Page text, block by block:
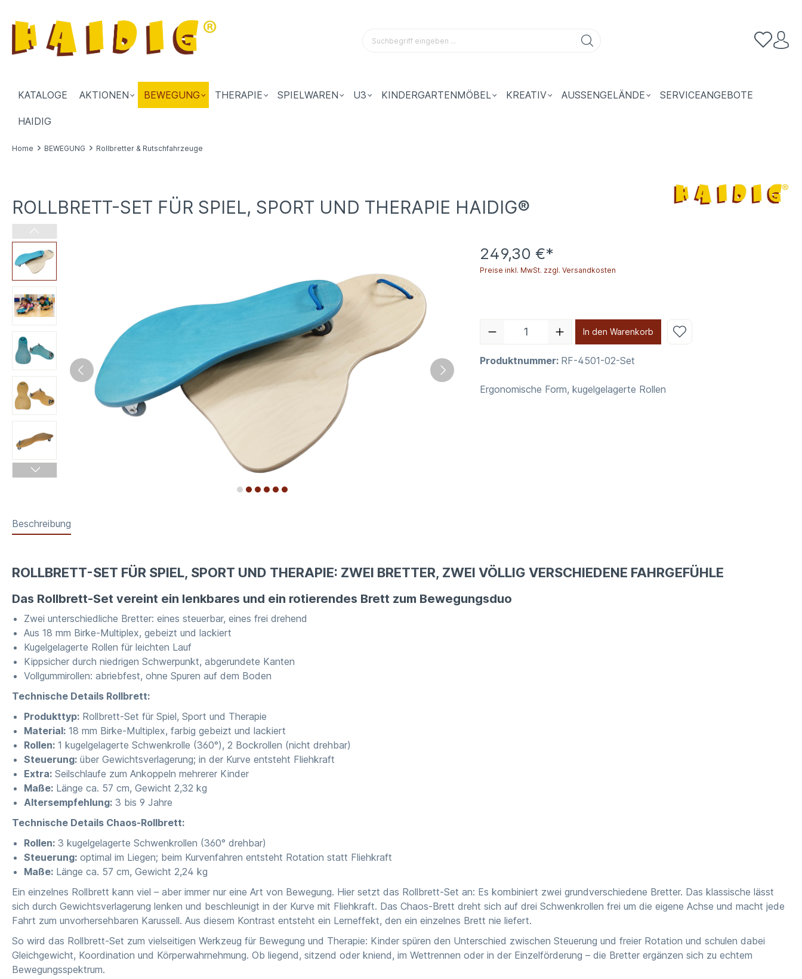
KATALOGE AKTIONEN BEWEGUNG THERAPIE SPIELWAREN U3 KINDERGARTENMÖBEL KREATIV AUSSENGELÄNDE SERVICEANGEBOTE
HAIDIG
Home BEWEGUNG Rollbretter & Rutschfahrzeuge
ROLLBRETT-SET FÜR SPIEL, SPORT UND THERAPIE HAIDIG®
249,30 €*
Preise inkl. MwSt. zzgl. Versandkosten
In den Warenkorb
Produktnummer: RF-4501-02-Set
Ergonomische Form, kugelgelagerte Rollen
Beschreibung
ROLLBRETT-SET FÜR SPIEL, SPORT UND THERAPIE: ZWEI BRETTER, ZWEI VÖLLIG VERSCHIEDENE FAHRGEFÜHLE
Das Rollbrett-Set vereint ein lenkbares und ein rotierendes Brett zum Bewegungsduo
Zwei unterschiedliche Bretter: eines steuerbar, eines frei drehend
Aus 18 mm Birke-Multiplex, gebeizt und lackiert
Kugelgelagerte Rollen für leichten Lauf
Kippsicher durch niedrigen Schwerpunkt, abgerundete Kanten
Vollgummirollen: abriebfest, ohne Spuren auf dem Boden
Technische Details Rollbrett:
Produkttyp: Rollbrett-Set für Spiel, Sport und Therapie
Material: 18 mm Birke-Multiplex, farbig gebeizt und lackiert
Rollen: 1 kugelgelagerte Schwenkrolle (360°), 2 Bockrollen (nicht drehbar)
Steuerung: über Gewichtsverlagerung; in der Kurve entsteht Fliehkraft
Extra: Seilschlaufe zum Ankoppeln mehrerer Kinder
Maße: Länge ca. 57 cm, Gewicht 2,32 kg
Altersempfehlung: 3 bis 9 Jahre
Technische Details Chaos-Rollbrett:
Rollen: 3 kugelgelagerte Schwenkrollen (360° drehbar)
Steuerung: optimal im Liegen; beim Kurvenfahren entsteht Rotation statt Fliehkraft
Maße: Länge ca. 57 cm, Gewicht 2,24 kg
Ein einzelnes Rollbrett kann viel – aber immer nur eine Art von Bewegung. Hier setzt das Rollbrett-Set an: Es kombiniert zwei grundverschiedene Bretter. Das klassische lässt
sich durch Gewichtsverlagerung lenken und beschleunigt in der Kurve mit Fliehkraft. Das Chaos-Brett dreht sich auf drei Schwenkrollen frei um die eigene Achse und macht jede
Fahrt zum unvorhersehbaren Karussell. Aus diesem Kontrast entsteht ein Lerneffekt, den ein einzelnes Brett nie liefert.
So wird das Rollbrett-Set zum vielseitigen Werkzeug für Bewegung und Therapie: Kinder spüren den Unterschied zwischen Steuerung und freier Rotation und schulen dabei
Gleichgewicht, Koordination und Körperwahrnehmung. Ob liegend, sitzend oder kniend, im Wettrennen oder in der Einzelförderung – die Bretter ergänzen sich zu echtem
Bewegungsspektrum.